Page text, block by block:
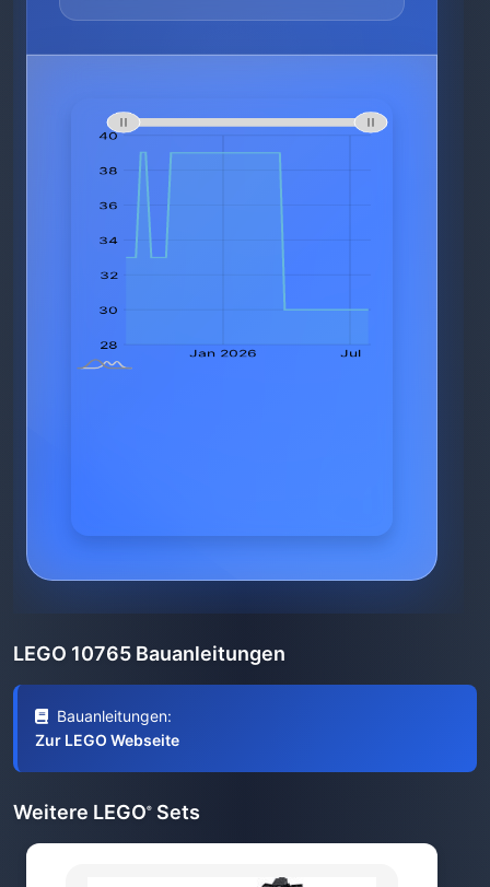
LEGO 10765 Bauanleitungen
Bauanleitungen:
Zur LEGO Webseite
Weitere LEGO® Sets